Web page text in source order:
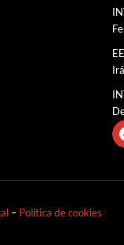
– Política de cookies